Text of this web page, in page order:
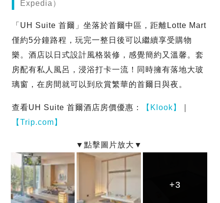
Expedia）
「UH Suite 首爾」坐落於首爾中區，距離Lotte Mart
僅約5分鐘路程，玩完一整日後可以繼續享受購物
樂。酒店以日式設計風格裝修，感覺簡約又溫馨。套
房配有私人風呂，浸浴打卡一流！同時擁有落地大玻
璃窗，在房間就可以到欣賞繁華的首爾日與夜。
查看UH Suite 首爾酒店房價優惠： 【Klook】
【Trip.com】
+3
+3
+3